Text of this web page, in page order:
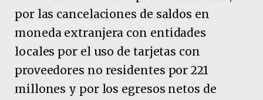
por las cancelaciones de saldos en
moneda extranjera con entidades
locales por el uso de tarjetas con
proveedores no residentes por 221
millones y por los egresos netos de